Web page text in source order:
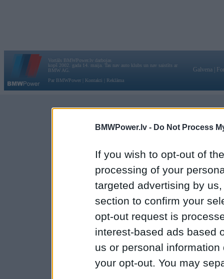
BMWPower.lv - Do Not Process
If you wish to opt-out of
processing of your
targeted advertising by
section to confirm your
opt-out request is
interest-based ads based
us or personal
your opt-out. You may
Vortāls BMWPower.lv darbojas
kopš 2002. gada 14. maija. Tas nav auto klubs un nav saistīts ar
BMW AG.
Par BMWPower
Kontakti Reklāma
Galvena